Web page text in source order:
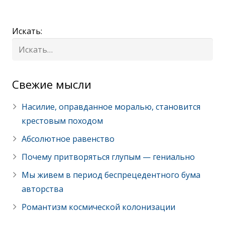
Искать:
Cвежие мысли
Насилие, оправданное моралью, становится
крестовым походом
Абсолютное равенство
Почему притворяться глупым — гениально
Мы живем в период беспрецедентного бума
авторства
Романтизм космической колонизации